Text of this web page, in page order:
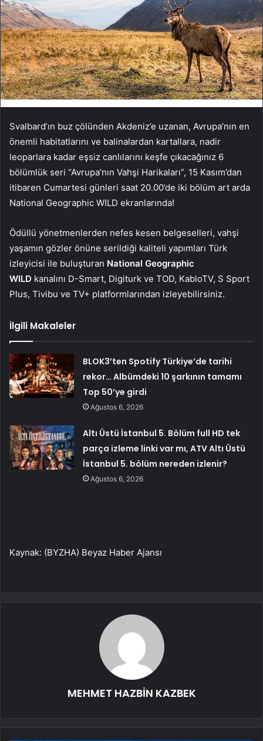
Svalbard’ın buz çölünden Akdeniz’e uzanan, Avrupa’nın en
önemli habitatlarını ve balinalardan kartallara, nadir
leoparlara kadar eşsiz canlılarını keşfe çıkacağınız 6
bölümlük seri “Avrupa’nın Vahşi Harikaları”, 15 Kasım’dan
itibaren Cumartesi günleri saat 20.00’de iki bölüm art arda
National Geographic WILD ekranlarında!
Ödüllü yönetmenlerden nefes kesen belgeselleri, vahşi
yaşamın gözler önüne serildiği kaliteli yapımları Türk
izleyicisi ile buluşturan National Geographic
WILD kanalını D-Smart, Digiturk ve TOD, KabloTV, S Sport
Plus, Tivibu ve TV+ platformlarından izleyebilirsiniz.
İlgili Makaleler
BLOK3’ten Spotify Türkiye’de tarihi
rekor… Albümdeki 10 şarkının tamamı
Top 50’ye girdi
Ağustos 6, 2026
Altı Üstü İstanbul 5. Bölüm full HD tek
parça izleme linki var mı, ATV Altı Üstü
İstanbul 5. bölüm nereden izlenir?
Ağustos 6, 2026
Kaynak: (BYZHA) Beyaz Haber Ajansı
MEHMET HAZBİN KAZBEK